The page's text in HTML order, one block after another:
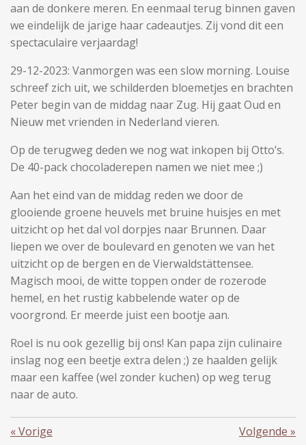
aan de donkere meren. En eenmaal terug binnen gaven
we eindelijk de jarige haar cadeautjes. Zij vond dit een
spectaculaire verjaardag!
29-12-2023: Vanmorgen was een slow morning. Louise
schreef zich uit, we schilderden bloemetjes en brachten
Peter begin van de middag naar Zug. Hij gaat Oud en
Nieuw met vrienden in Nederland vieren.
Op de terugweg deden we nog wat inkopen bij Otto’s.
De 40-pack chocoladerepen namen we niet mee ;)
Aan het eind van de middag reden we door de
glooiende groene heuvels met bruine huisjes en met
uitzicht op het dal vol dorpjes naar Brunnen. Daar
liepen we over de boulevard en genoten we van het
uitzicht op de bergen en de Vierwaldstättensee.
Magisch mooi, de witte toppen onder de rozerode
hemel, en het rustig kabbelende water op de
voorgrond. Er meerde juist een bootje aan.
Roel is nu ook gezellig bij ons! Kan papa zijn culinaire
inslag nog een beetje extra delen ;) ze haalden gelijk
maar een kaffee (wel zonder kuchen) op weg terug
naar de auto.
«Vorige Volgende »